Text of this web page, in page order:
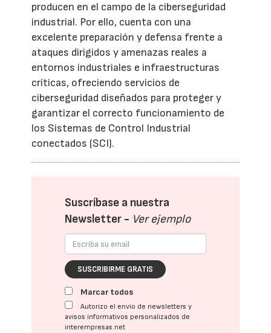
producen en el campo de la ciberseguridad
industrial. Por ello, cuenta con una
excelente preparación y defensa frente a
ataques dirigidos y amenazas reales a
entornos industriales e infraestructuras
críticas, ofreciendo servicios de
ciberseguridad diseñados para proteger y
garantizar el correcto funcionamiento de
los Sistemas de Control Industrial
conectados (SCI).
Suscríbase a nuestra
Newsletter - Ver ejemplo
SUSCRIBIRME GRATIS
Marcar todos
Autorizo el envío de newsletters y
avisos informativos personalizados de
interempresas.net